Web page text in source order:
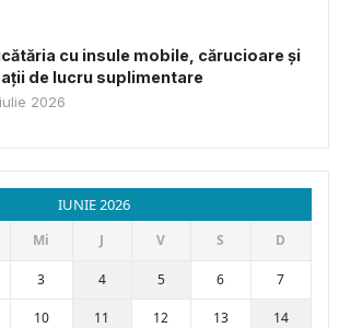
cu insule mobile, cărucioare și
de lucru suplimentare
2026
IUNIE 2026
Mi J V S D
3 4 5 6 7
10 11 12 13 14